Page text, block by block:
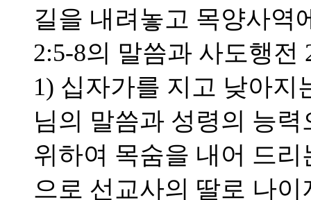
길을 내려놓고 목양사역
2:5-8의 말씀과 사도행전
1) 십자가를 지고 낮아지
님의 말씀과 성령의 능
위하여 목숨을 내어 드
으로 선교사의 딸로 나